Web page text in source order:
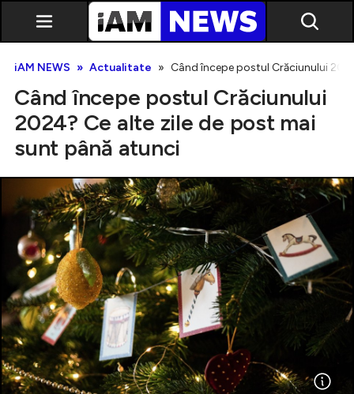
iAM NEWS Actualitate Când începe postul Crăciunului
Când începe postul Crăciunului
2024? Ce alte zile de post mai
sunt până atunci